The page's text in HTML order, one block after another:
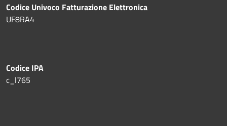
Codice Univoco Fatturazione Elettronica
UF8RA4
Codice IPA
c_l765